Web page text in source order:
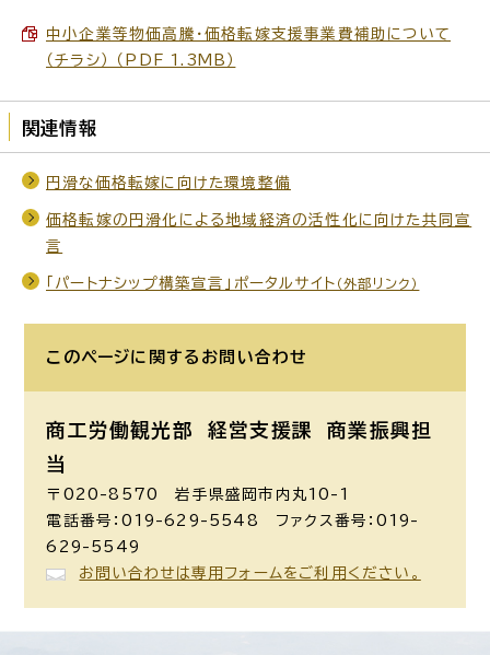
中小企業等物価高騰・価格転嫁支援事業費補助について
（チラシ） （PDF 1.3MB）
関連情報
円滑な価格転嫁に向けた環境整備
価格転嫁の円滑化による地域経済の活性化に向けた共同宣
言
「パートナシップ構築宣言」ポータルサイト （外部リンク）
このページに関する お問い合わせ
商工労働観光部 経営支援課
商業振興担
当
〒020-8570 岩手県盛岡市内丸10-1
電話番号：019-629-5548 ファクス番号：019-
629-5549
お問い合わせは専用フォームをご利用ください。